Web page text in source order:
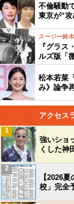
不倫騒動
東京が“
スージー鈴
『グラス
ルズ版「
松本若菜
み》論争
アクセス
強いショ
くした神
1
【2026
校」完全
2